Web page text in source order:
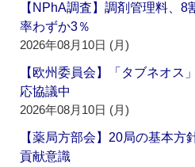
【NPhA調査】調剤管理料、8
率わずか3％
2026年08月10日 (月)
【欧州委員会】「タブネオス
応協議中
2026年08月10日 (月)
【薬局方部会】20局の基本方
貢献意識